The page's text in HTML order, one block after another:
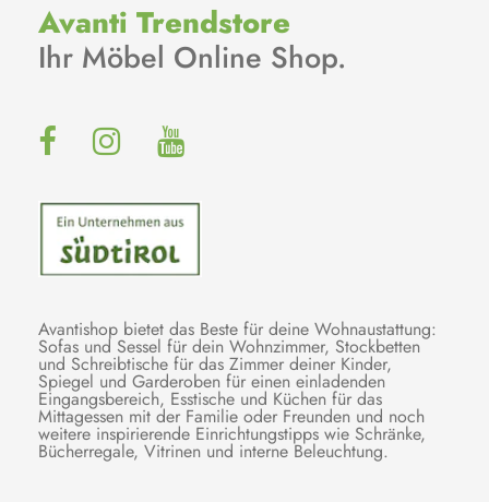
Avanti Trendstore
Ihr Möbel Online Shop.
Avantishop bietet das Beste für deine Wohnaustattung:
Sofas und Sessel für dein Wohnzimmer, Stockbetten
und Schreibtische für das Zimmer deiner Kinder,
Spiegel und Garderoben für einen einladenden
Eingangsbereich, Esstische und Küchen für das
Mittagessen mit der Familie oder Freunden und noch
weitere inspirierende Einrichtungstipps wie Schränke,
Bücherregale, Vitrinen und interne Beleuchtung.